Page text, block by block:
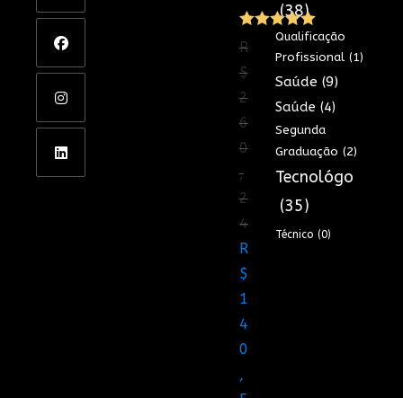
Avaliação
de 5
R
$
2
6
0
,
2
4
O
preço
original
R
$
1
4
0
,
(38)
Qualificação
Profissional (1)
Saúde (9)
Saúde (4)
Segunda
Graduação (2)
Tecnológo
(35)
Técnico (0)